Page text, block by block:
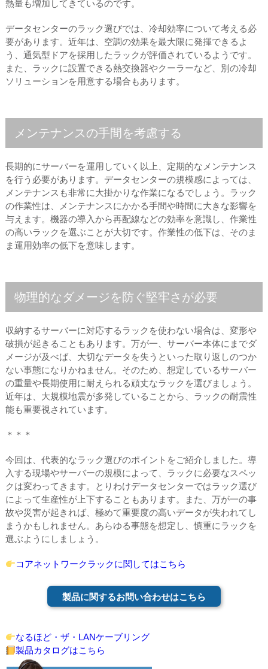
熱量も増加してきているのです。
データセンターのラック選びでは、冷却効率について考える必
要があります。近年は、空調の効果を最大限に発揮できるよ
う、通気型ドアを採用したラックが評価されているようです。
また、ラックに設置できる熱交換器やクーラーなど、別の冷却
ソリューションを用意する場合もあります。
メンテナンスの手間を考慮する
長期的にサーバーを運用していく以上、定期的なメンテナンス
を行う必要があります。データセンターの規模感によっては、
メンテナンスも非常に大掛かりな作業になるでしょう。ラック
の作業性は、メンテナンスにかかる手間や時間に大きな影響を
与えます。機器の導入から再配線などの効率を意識し、作業性
の高いラックを選ぶことが大切です。作業性の低下は、そのま
ま運用効率の低下を意味します。
物理的なダメージを防ぐ堅牢さが必要
収納するサーバーに対応するラックを使わない場合は、変形や
破損が起きることもあります。万が一、サーバー本体にまでダ
メージが及べば、大切なデータを失うといった取り返しのつか
ない事態になりかねません。そのため、想定しているサーバー
の重量や長期使用に耐えられる頑丈なラックを選びましょう。
近年は、大規模地震が多発していることから、ラックの耐震性
能も重要視されています。
＊＊＊
今回は、代表的なラック選びのポイントをご紹介しました。導
入する現場やサーバーの規模によって、ラックに必要なスペッ
クは変わってきます。とりわけデータセンターではラック選び
によって生産性が上下することもあります。また、万が一の事
故や災害が起きれば、極めて重要度の高いデータが失われてし
まうかもしれません。あらゆる事態を想定し、慎重にラックを
選ぶようにしましょう。
コアネットワークラックに関してはこちら
製品に関するお問い合わせはこちら
なるほど・ザ・LANケーブリング
製品カタログはこちら